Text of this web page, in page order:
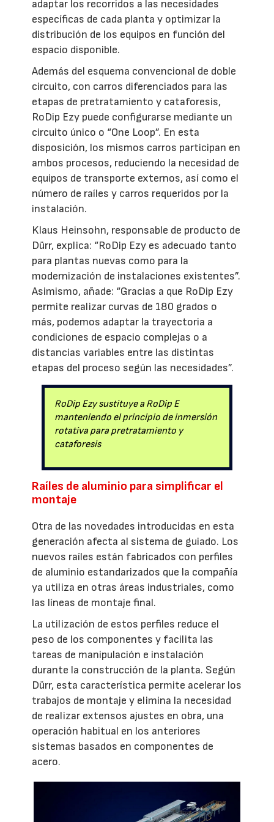
adaptar los recorridos a las necesidades
específicas de cada planta y optimizar la
distribución de los equipos en función del
espacio disponible.
Además del esquema convencional de doble
circuito, con carros diferenciados para las
etapas de pretratamiento y cataforesis,
RoDip Ezy puede configurarse mediante un
circuito único o “One Loop”. En esta
disposición, los mismos carros participan en
ambos procesos, reduciendo la necesidad de
equipos de transporte externos, así como el
número de raíles y carros requeridos por la
instalación.
Klaus Heinsohn, responsable de producto de
Dürr, explica: “RoDip Ezy es adecuado tanto
para plantas nuevas como para la
modernización de instalaciones existentes”.
Asimismo, añade: “Gracias a que RoDip Ezy
permite realizar curvas de 180 grados o
más, podemos adaptar la trayectoria a
condiciones de espacio complejas o a
distancias variables entre las distintas
etapas del proceso según las necesidades”.
RoDip Ezy sustituye a RoDip E
manteniendo el principio de inmersión
rotativa para pretratamiento y
cataforesis
Raíles de aluminio para simplificar el
montaje
Otra de las novedades introducidas en esta
generación afecta al sistema de guiado. Los
nuevos raíles están fabricados con perfiles
de aluminio estandarizados que la compañía
ya utiliza en otras áreas industriales, como
las líneas de montaje final.
La utilización de estos perfiles reduce el
peso de los componentes y facilita las
tareas de manipulación e instalación
durante la construcción de la planta. Según
Dürr, esta característica permite acelerar los
trabajos de montaje y elimina la necesidad
de realizar extensos ajustes en obra, una
operación habitual en los anteriores
sistemas basados en componentes de
acero.